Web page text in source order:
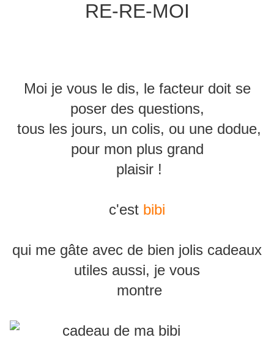
RE-RE-MOI
Moi je vous le dis, le facteur doit se
poser des questions,
tous les jours, un colis, ou une dodue,
pour mon plus grand
plaisir !
c'est bibi
qui me gâte avec de bien jolis cadeaux
utiles aussi, je vous
montre